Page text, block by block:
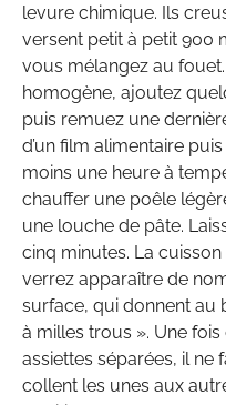
levure chimique. Ils
versent petit à petit 900
vous mélangez au
homogène, ajoutez
puis remuez une
d’un film alimentaire
moins une heure à
chauffer une poêle
une louche de pâte.
cinq minutes. La cuisson
verrez apparaître de
surface, qui donnent au
à milles trous ». Une
assiettes séparées, il ne
collent les unes aux